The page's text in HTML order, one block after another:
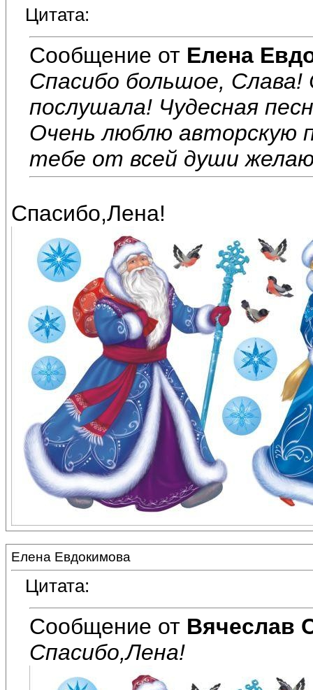
Цитата:
Сообщение от Елена
Спасибо большое,
послушала! Чудесная
Очень люблю авторскую
тебе от всей души
Спасибо,Лена!
Елена Евдокимова
Цитата:
Сообщение от Вячеслав
Спасибо,Лена!